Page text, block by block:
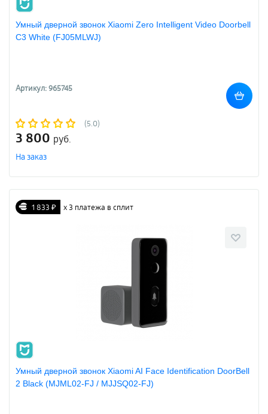
Умный дверной звонок Xiaomi Zero Intelligent Video Doorbell
C3 White (FJ05MLWJ)
Артикул: 965745
(5.0)
3 800 руб.
На заказ
1 833 ₽ х 3 платежа в сплит
Умный дверной звонок Xiaomi AI Face Identification DoorBell
2 Black (MJML02-FJ / MJJSQ02-FJ)